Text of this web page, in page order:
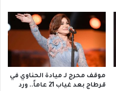
موقف محرج لـ ميادة الحناوي في
قرطاج بعد غياب 21 عاماً.. ورد